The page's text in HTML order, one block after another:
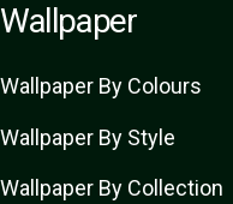
Wallpaper
Wallpaper By Colours
Wallpaper By Style
Wallpaper By Collection